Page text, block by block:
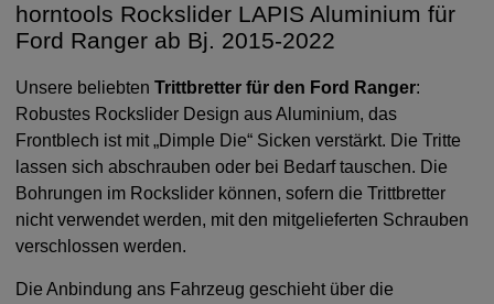
horntools Rockslider LAPIS Aluminium für
Ford Ranger ab Bj. 2015-2022
Unsere beliebtenTrittbretter für den Ford Ranger:
Robustes Rockslider Design aus Aluminium, das
Frontblech ist mit „Dimple Die“ Sicken verstärkt. Die Tritte
lassen sich abschrauben oder bei Bedarf tauschen. Die
Bohrungen im Rockslider können, sofern die Trittbretter
nicht verwendet werden, mit den mitgelieferten Schrauben
verschlossen werden.
Die Anbindung ans Fahrzeug geschieht über die